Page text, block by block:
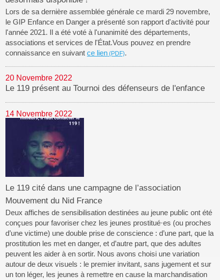
Lors de sa dernière assemblée générale ce mardi 29 novembre,
le GIP Enfance en Danger a présenté son rapport d'activité pour
l'année 2021. Il a été voté à l'unanimité des départements,
associations et services de l'État.Vous pouvez en prendre
connaissance en suivantce lien .
20 Novembre 2022
Le 119 présent au Tournoi des défenseurs de l'enfance
14 Novembre 2022
Le 119 cité dans une campagne de l’association
Mouvement du Nid France
Deux affiches de sensibilisation destinées au jeune public ont été
conçues pour favoriser chez les jeunes prostitué·es (ou proches
d’une victime) une double prise de conscience : d’une part, que la
prostitution les met en danger, et d’autre part, que des adultes
peuvent les aider à en sortir. Nous avons choisi une variation
autour de deux visuels : le premier invitant, sans jugement et sur
un ton léger, les jeunes à remettre en cause la marchandisation